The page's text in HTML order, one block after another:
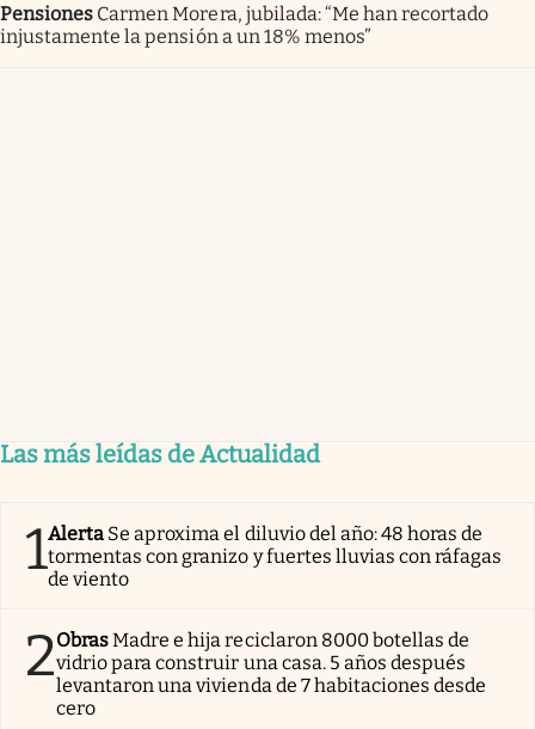
Pensiones Carmen Morera, jubilada: “Me han recortado
injustamente la pensión a un 18% menos”
Las más leídas de Actualidad
1Alerta Se aproxima el diluvio del año: 48 horas de
tormentas con granizo y fuertes lluvias con ráfagas
de viento
2ObrasMadre e hija reciclaron 8000 botellas de
vidrio para construir una casa. 5 años después
levantaron una vivienda de 7 habitaciones desde
cero